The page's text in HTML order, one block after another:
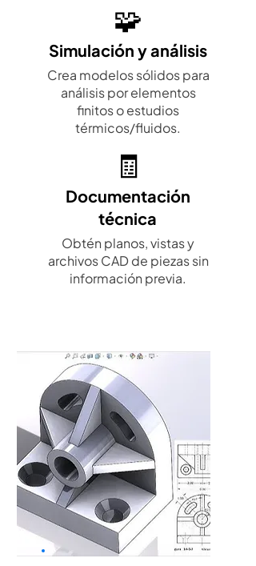
🧩
Simulación y análisis
Crea modelos sólidos para
análisis por elementos
finitos o estudios
térmicos/fluidos.
🧾
Documentación
técnica
Obtén planos, vistas y
archivos CAD de piezas sin
información previa.